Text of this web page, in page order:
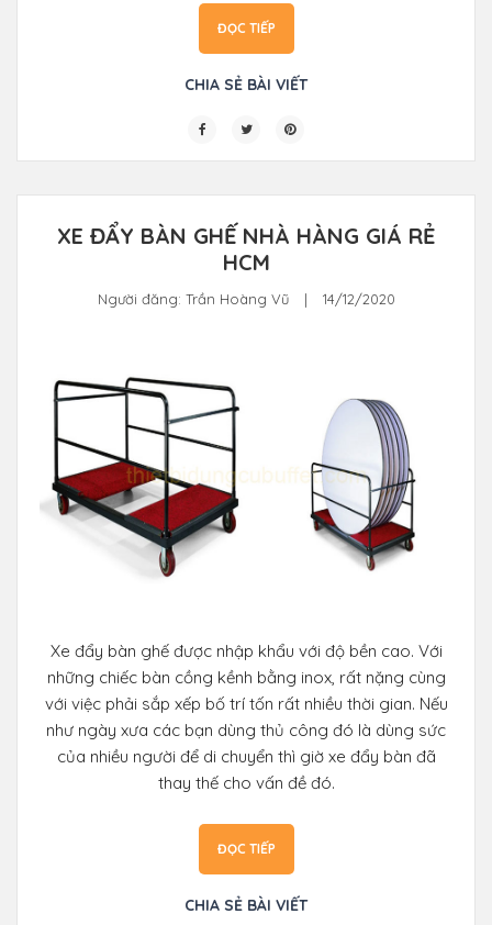
ĐỌC TIẾP
CHIA SẺ BÀI VIẾT
XE ĐẨY BÀN GHẾ NHÀ HÀNG GIÁ RẺ
HCM
Người đăng: Trần Hoàng Vũ | 14/12/2020
Xe đẩy bàn ghế được nhập khẩu với độ bền cao. Với
những chiếc bàn cồng kềnh bằng inox, rất nặng cùng
với việc phải sắp xếp bố trí tốn rất nhiều thời gian. Nếu
như ngày xưa các bạn dùng thủ công đó là dùng sức
của nhiều người để di chuyển thì giờ xe đẩy bàn đã
thay thế cho vấn đề đó.
ĐỌC TIẾP
CHIA SẺ BÀI VIẾT